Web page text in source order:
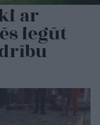
ar
iegūt